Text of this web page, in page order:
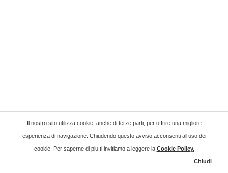
Il nostro sito utilizza cookie, anche di terze parti, per offrire una migliore
esperienza di navigazione. Chiudendo questo avviso acconsenti all’uso dei
cookie. Per saperne di più ti invitiamo a leggere la Cookie Policy.
Chiudi